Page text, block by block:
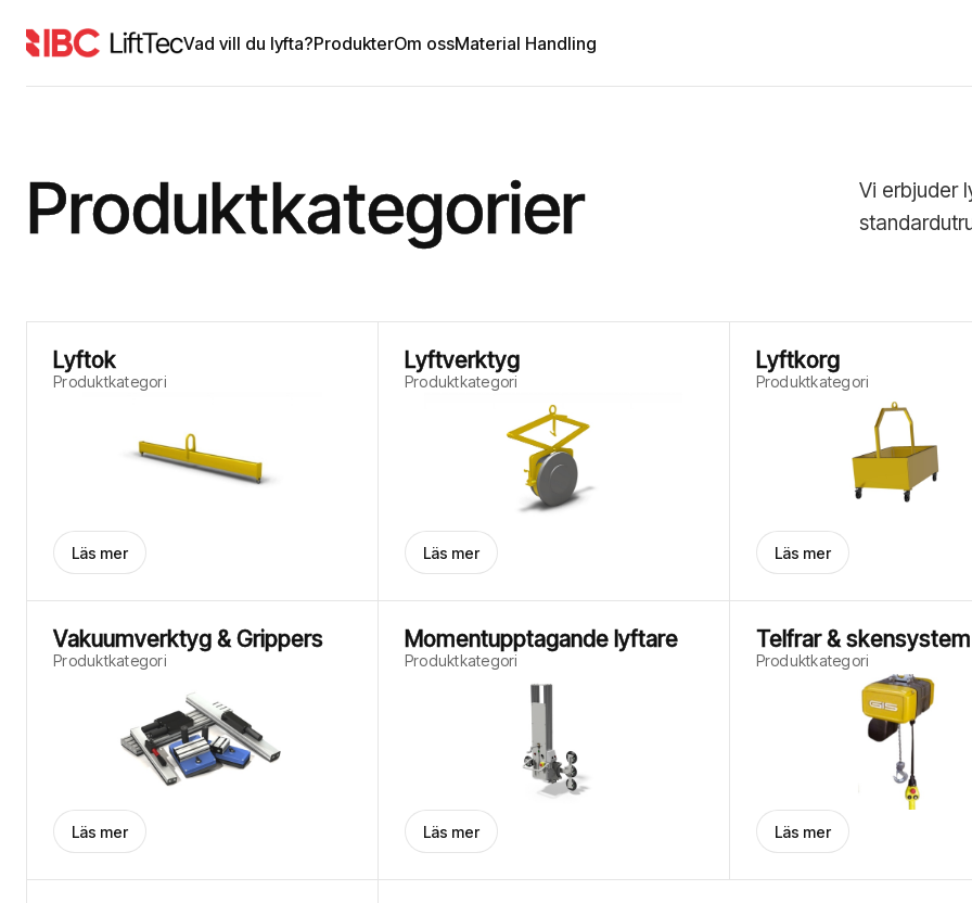
Vad vill du lyfta?ProdukterOm ossMaterial Handling
Produktkategorier
Vi erbjuder
Lyftok
Produktkategori
Läs mer
Lyftverktyg
Produktkategori
Läs mer
Lyftkorg
Produktkategori
Läs mer
Vakuumverktyg & Grippers
Produktkategori
Läs mer
Momentupptagande lyftare
Produktkategori
Läs mer
Telfrar & skensystem
Produktkategori
Läs mer